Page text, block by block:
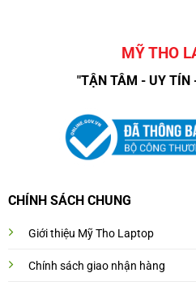
MỸ THO
"TẬN TÂM - UY TÍN
CHÍNH SÁCH CHUNG
Giới thiệu Mỹ Tho Laptop
Chính sách giao nhận hàng